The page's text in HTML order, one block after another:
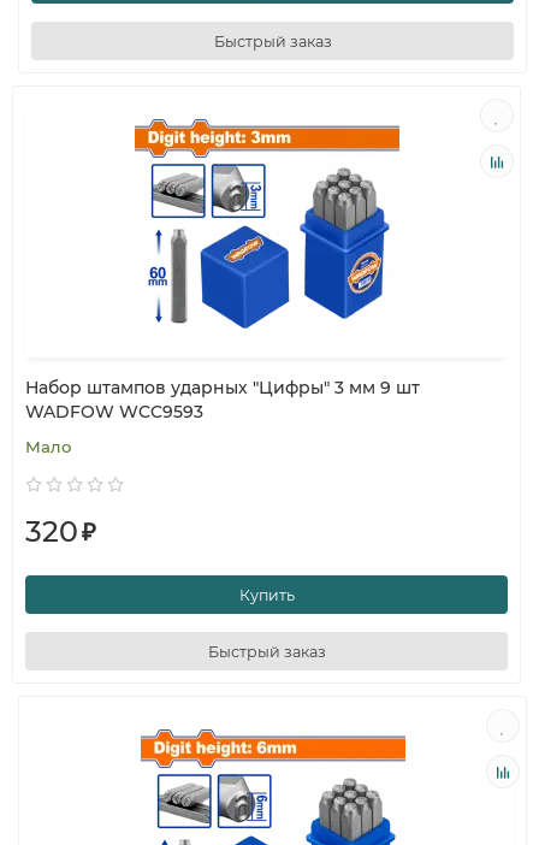
Быстрый заказ
Набор штампов ударных "Цифры" 3 мм 9 шт
WADFOW WCC9593
Мало
320₽
Купить
Быстрый заказ